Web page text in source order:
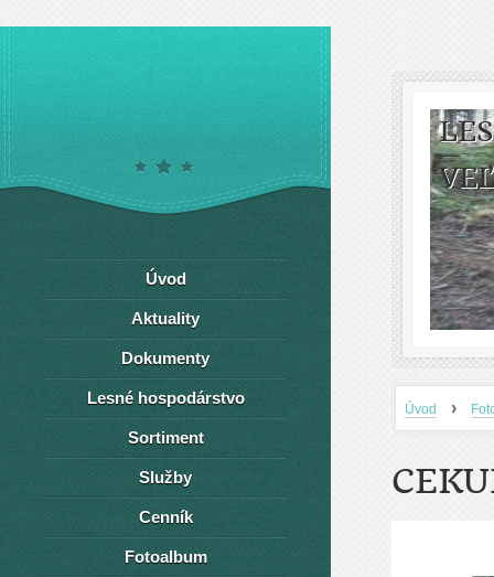
Úvod ›
Úvod
Aktuality
Dokumenty
Lesné hospodárstvo
Sortiment
Služby
Cenník
Fotoalbum